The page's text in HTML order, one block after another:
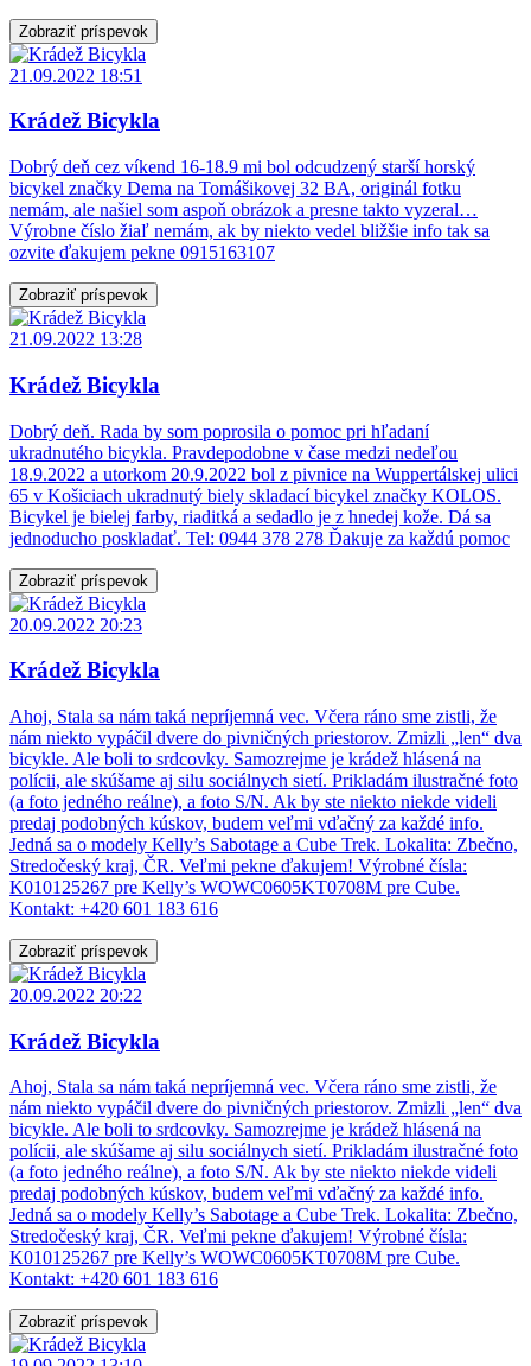
Zobraziť príspevok
21.09.2022 18:51
Krádež Bicykla
Dobrý deň cez víkend 16-18.9 mi bol odcudzený starší horský
bicykel značky Dema na Tomášikovej 32 BA, originál fotku
nemám, ale našiel som aspoň obrázok a presne takto vyzeral…
Výrobne číslo žiaľ nemám, ak by niekto vedel bližšie info tak sa
ozvite ďakujem pekne 0915163107
Zobraziť príspevok
21.09.2022 13:28
Krádež Bicykla
Dobrý deň. Rada by som poprosila o pomoc pri hľadaní
ukradnutého bicykla. Pravdepodobne v čase medzi nedeľou
18.9.2022 a utorkom 20.9.2022 bol z pivnice na Wuppertálskej ulici
65 v Košiciach ukradnutý biely skladací bicykel značky KOLOS.
Bicykel je bielej farby, riaditká a sedadlo je z hnedej kože. Dá sa
jednoducho poskladať. Tel: 0944 378 278 Ďakuje za každú pomoc
Zobraziť príspevok
20.09.2022 20:23
Krádež Bicykla
Ahoj, Stala sa nám taká nepríjemná vec. Včera ráno sme zistli, že
nám niekto vypáčil dvere do pivničných priestorov. Zmizli „len“ dva
bicykle. Ale boli to srdcovky. Samozrejme je krádež hlásená na
polícii, ale skúšame aj silu sociálnych sietí. Prikladám ilustračné foto
(a foto jedného reálne), a foto S/N. Ak by ste niekto niekde videli
predaj podobných kúskov, budem veľmi vďačný za každé info.
Jedná sa o modely Kelly’s Sabotage a Cube Trek. Lokalita: Zbečno,
Stredočeský kraj, ČR. Veľmi pekne ďakujem! Výrobné čísla:
K010125267 pre Kelly’s WOWC0605KT0708M pre Cube.
Kontakt: +420 601 183 616
Zobraziť príspevok
20.09.2022 20:22
Krádež Bicykla
Ahoj, Stala sa nám taká nepríjemná vec. Včera ráno sme zistli, že
nám niekto vypáčil dvere do pivničných priestorov. Zmizli „len“ dva
bicykle. Ale boli to srdcovky. Samozrejme je krádež hlásená na
polícii, ale skúšame aj silu sociálnych sietí. Prikladám ilustračné foto
(a foto jedného reálne), a foto S/N. Ak by ste niekto niekde videli
predaj podobných kúskov, budem veľmi vďačný za každé info.
Jedná sa o modely Kelly’s Sabotage a Cube Trek. Lokalita: Zbečno,
Stredočeský kraj, ČR. Veľmi pekne ďakujem! Výrobné čísla:
K010125267 pre Kelly’s WOWC0605KT0708M pre Cube.
Kontakt: +420 601 183 616
Zobraziť príspevok